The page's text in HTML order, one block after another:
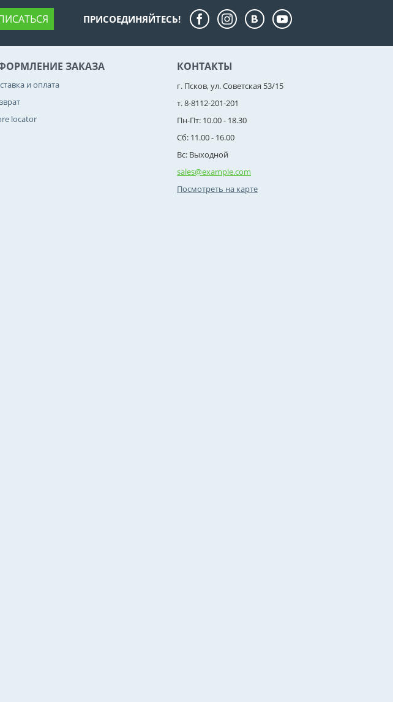
ПРИСОЕДИНЯЙТЕСЬ!
ЗАКАЗА
и оплата
locator
КОНТАКТЫ
г. Псков, ул. Советская 53/15
т. 8-8112-201-201
Пн-Пт: 10.00 - 18.30
Сб: 11.00 - 16.00
Вс: Выходной
sales@example.com
Посмотреть на карте